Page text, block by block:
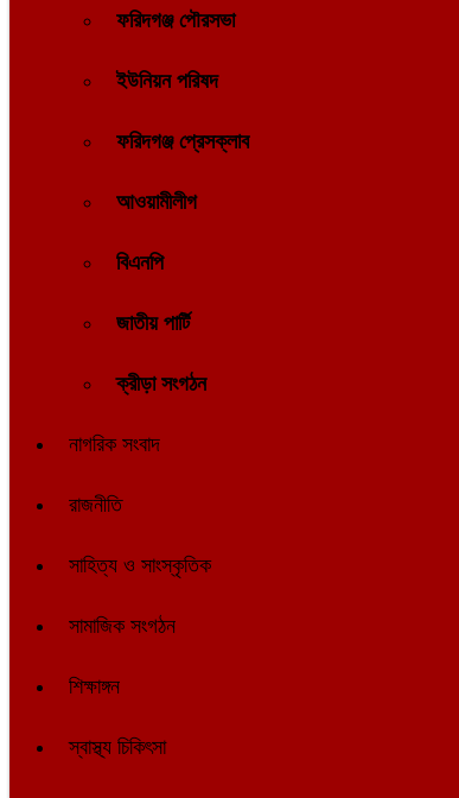
ফরিদগঞ্জ পৌরসভা
ইউনিয়ন পরিষদ
ফরিদগঞ্জ প্রেসক্লাব
আওয়ামীলীগ
বিএনপি
জাতীয় পার্টি
ক্রীড়া সংগঠন
নাগরিক সংবাদ
রাজনীতি
সাহিত্য ও সাংস্কৃতিক
সামাজিক সংগঠন
শিক্ষাঙ্গন
স্বাস্থ্য চিকিৎসা